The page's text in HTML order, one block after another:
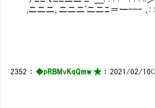
,ニニニ､ニニニ'ニニﾆ＝ー--- ､: :
2352 ：◆pRBMvKqQmw ★：2021/02/10(